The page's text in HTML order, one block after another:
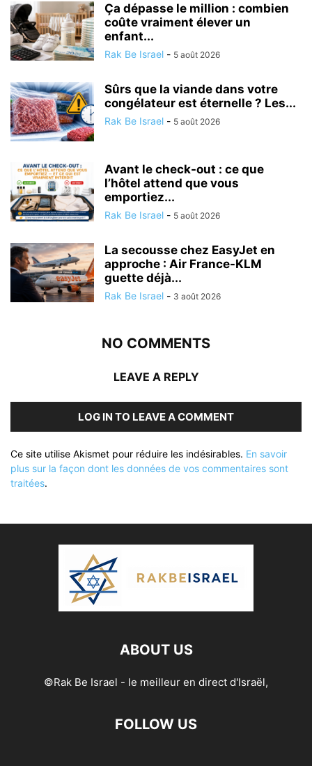
Ça dépasse le million : combien
coûte vraiment élever un
enfant...
Rak Be Israel - 5 août 2026
Sûrs que la viande dans votre
congélateur est éternelle ? Les...
Rak Be Israel - 5 août 2026
Avant le check-out : ce que
l’hôtel attend que vous
emportiez...
Rak Be Israel - 5 août 2026
La secousse chez EasyJet en
approche : Air France-KLM
guette déjà...
Rak Be Israel - 3 août 2026
NO COMMENTS
LEAVE A REPLY
LOG IN TO LEAVE A COMMENT
Ce site utilise Akismet pour réduire les indésirables. En savoir
plus sur la façon dont les données de vos commentaires sont
traitées.
ABOUT US
©Rak Be Israel - le meilleur en direct d'Israël,
FOLLOW US